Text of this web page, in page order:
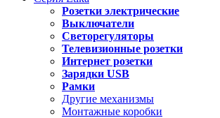
Розетки электрические
Выключатели
Светорегуляторы
Телевизионные розетки
Интернет розетки
Зарядки USB
Рамки
Другие механизмы
Монтажные коробки